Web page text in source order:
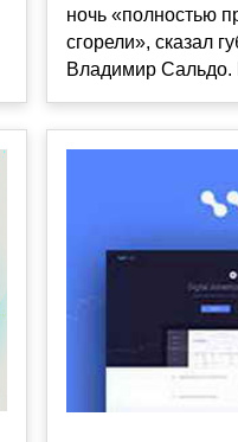
ночь «полностью
сгорели», сказал
Владимир Сальдо.